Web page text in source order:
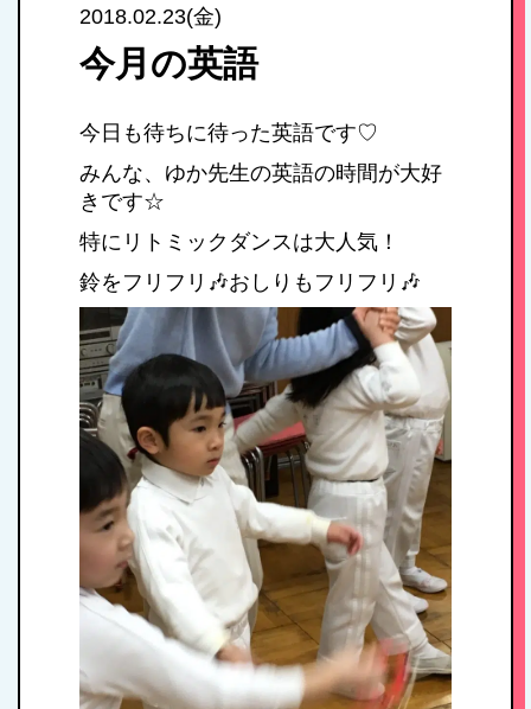
2018.02.23(金)
今月の英語
今日も待ちに待った英語です♡
みんな、ゆか先生の英語の時間が大好
きです☆
特にリトミックダンスは大人気！
鈴をフリフリ🎶おしりもフリフリ🎶